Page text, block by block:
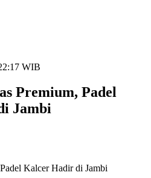
WIB
Premium, Padel
Jambi